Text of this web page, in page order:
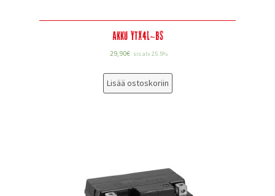
Akku YTX4L-BS
29,90€ sis alv 25.5%
Lisää ostoskoriin